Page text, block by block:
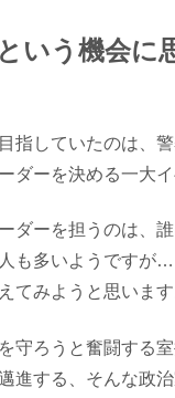
いう機会に
指していたのは、
ダーを決める一大
ダーを担うのは、
も多いようですが
てみようと思います
守ろうと奮闘する
進する、そんな政